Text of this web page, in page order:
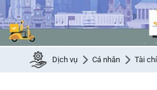
Dịch vụ Cá nhân Tài